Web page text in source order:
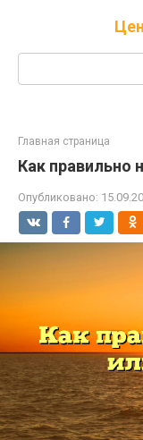
Поиск:
Главная страница
Как правильно
Опубликовано: